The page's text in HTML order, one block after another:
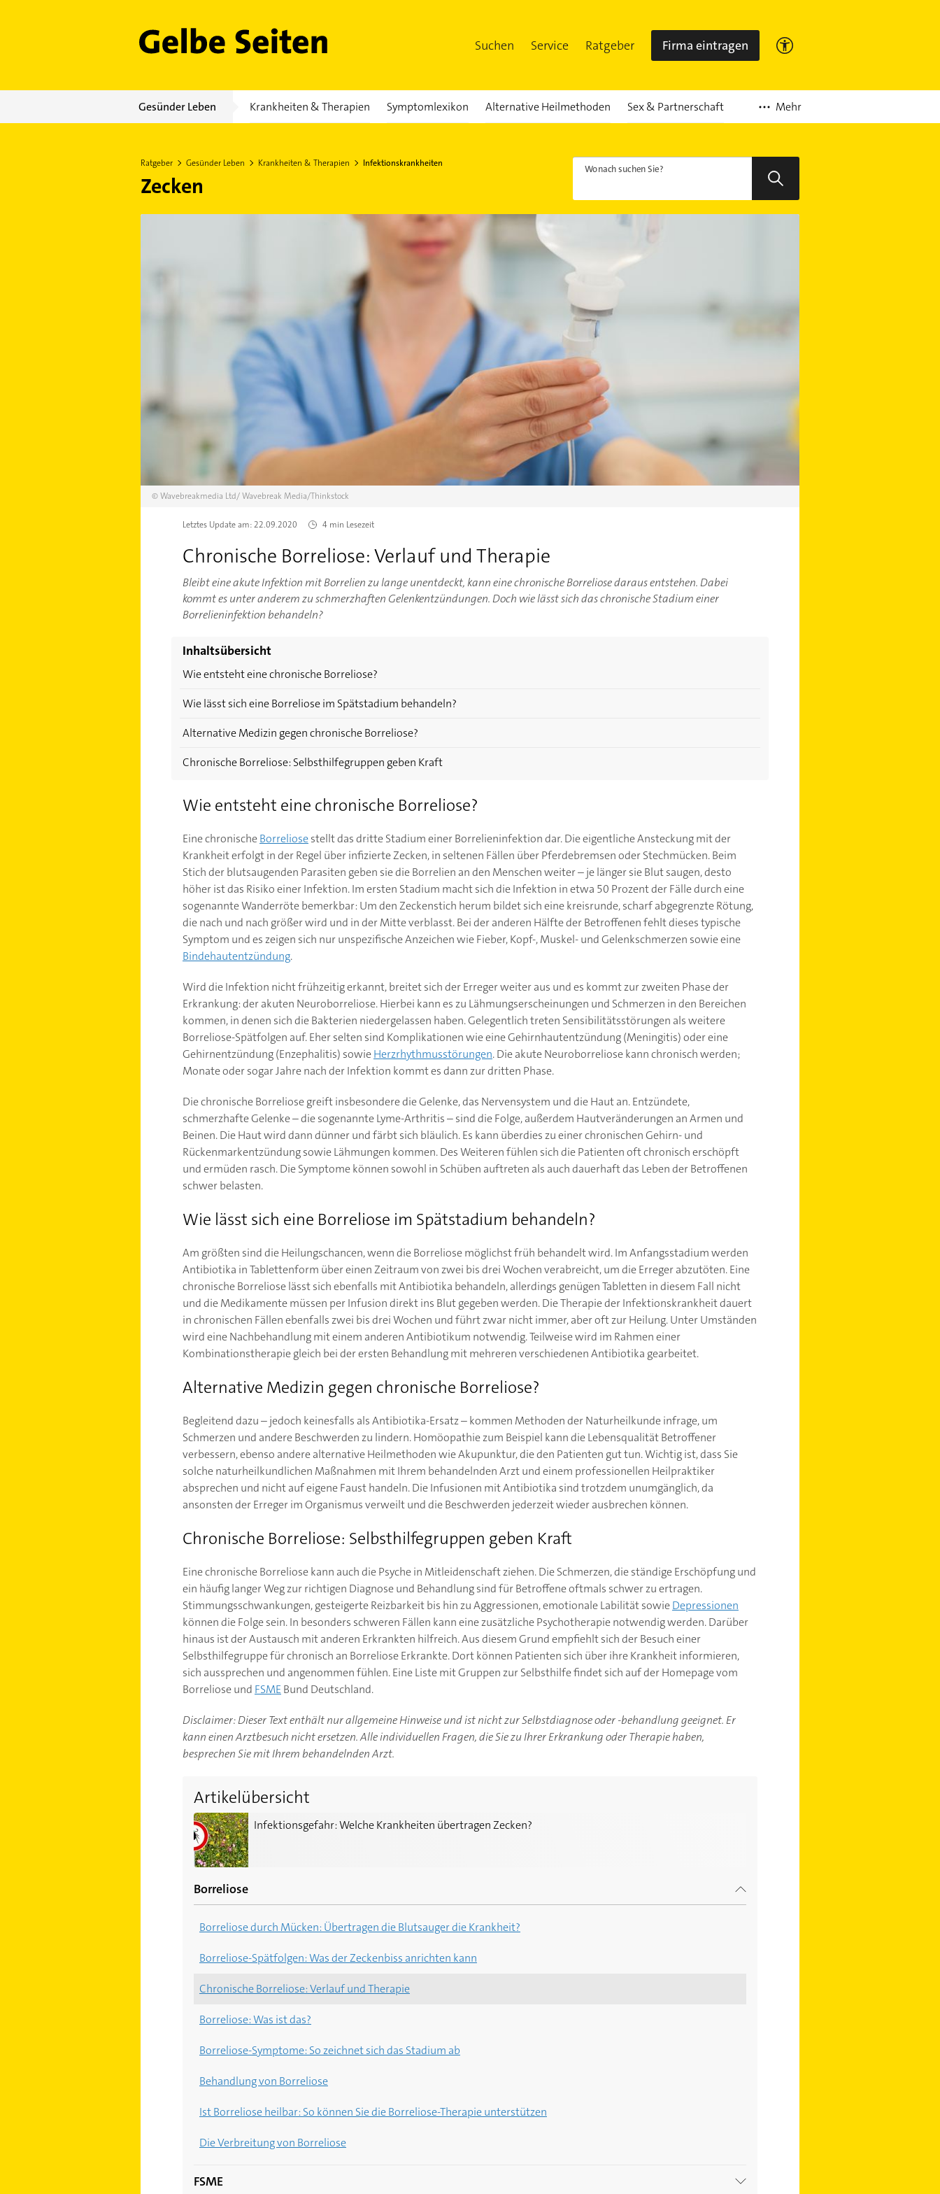
Gelbe Seiten Suchen Service Ratgeber Firma eintragen
Gesünder Leben Krankheiten & Therapien Symptomlexikon Alternative Heilmethoden Sex & Partnerschaft Mehr
Ratgeber Gesünder Leben Krankheiten & Therapien Infektionskrankheiten
Zecken
Wonach suchen Sie?
©Wavebreakmedia Ltd/Wavebreak Media/Thinkstock
Letztes Update am:22.09.2020 4 min Lesezeit
Chronische Borreliose: Verlauf und Therapie
Bleibt eine akute Infektion mit Borrelien zu lange unentdeckt, kann eine chronische Borreliose daraus entstehen. Dabei
kommt es unter anderem zu schmerzhaften Gelenkentzündungen. Doch wie lässt sich das chronische Stadium einer
Borrelieninfektion behandeln?
Inhaltsübersicht
Wie entsteht eine chronische Borreliose?
Wie lässt sich eine Borreliose im Spätstadium behandeln?
Alternative Medizin gegen chronische Borreliose?
Chronische Borreliose: Selbsthilfegruppen geben Kraft
Wie entsteht eine chronische Borreliose?
Eine chronischeBorreliosestellt das dritte Stadium einer Borrelieninfektion dar. Die eigentliche Ansteckung mit der
Krankheit erfolgt in der Regel über infizierte Zecken, in seltenen Fällen über Pferdebremsen oder Stechmücken. Beim
Stich der blutsaugenden Parasiten geben sie die Borrelien an den Menschen weiter – je länger sie Blut saugen, desto
höher ist das Risiko einer Infektion. Im ersten Stadium macht sich die Infektion in etwa 50 Prozent der Fälle durch eine
sogenannte Wanderröte bemerkbar: Um den Zeckenstich herum bildet sich eine kreisrunde, scharf abgegrenzte Rötung,
die nach und nach größer wird und in der Mitte verblasst. Bei der anderen Hälfte der Betroffenen fehlt dieses typische
Symptom und es zeigen sich nur unspezifische Anzeichen wie Fieber, Kopf-, Muskel- und Gelenkschmerzen sowie eine
Bindehautentzündung.
Wird die Infektion nicht frühzeitig erkannt, breitet sich der Erreger weiter aus und es kommt zur zweiten Phase der
Erkrankung: der akuten Neuroborreliose. Hierbei kann es zu Lähmungserscheinungen und Schmerzen in den Bereichen
kommen, in denen sich die Bakterien niedergelassen haben. Gelegentlich treten Sensibilitätsstörungen als weitere
Borreliose-Spätfolgen auf. Eher selten sind Komplikationen wie eine Gehirnhautentzündung (Meningitis) oder eine
Gehirnentzündung (Enzephalitis) sowieHerzrhythmusstörungen. Die akute Neuroborreliose kann chronisch werden;
Monate oder sogar Jahre nach der Infektion kommt es dann zur dritten Phase.
Die chronische Borreliose greift insbesondere die Gelenke, das Nervensystem und die Haut an. Entzündete,
schmerzhafte Gelenke – die sogenannte Lyme-Arthritis – sind die Folge, außerdem Hautveränderungen an Armen und
Beinen. Die Haut wird dann dünner und färbt sich bläulich. Es kann überdies zu einer chronischen Gehirn- und
Rückenmarkentzündung sowie Lähmungen kommen. Des Weiteren fühlen sich die Patienten oft chronisch erschöpft
und ermüden rasch. Die Symptome können sowohl in Schüben auftreten als auch dauerhaft das Leben der Betroffenen
schwer belasten.
Wie lässt sich eine Borreliose im Spätstadium behandeln?
Am größten sind die Heilungschancen, wenn die Borreliose möglichst früh behandelt wird. Im Anfangsstadium werden
Antibiotika in Tablettenform über einen Zeitraum von zwei bis drei Wochen verabreicht, um die Erreger abzutöten. Eine
chronische Borreliose lässt sich ebenfalls mit Antibiotika behandeln, allerdings genügen Tabletten in diesem Fall nicht
und die Medikamente müssen per Infusion direkt ins Blut gegeben werden. Die Therapie der Infektionskrankheit dauert
in chronischen Fällen ebenfalls zwei bis drei Wochen und führt zwar nicht immer, aber oft zur Heilung. Unter Umständen
wird eine Nachbehandlung mit einem anderen Antibiotikum notwendig. Teilweise wird im Rahmen einer
Kombinationstherapie gleich bei der ersten Behandlung mit mehreren verschiedenen Antibiotika gearbeitet.
Alternative Medizin gegen chronische Borreliose?
Begleitend dazu – jedoch keinesfalls als Antibiotika-Ersatz – kommen Methoden der Naturheilkunde infrage, um
Schmerzen und andere Beschwerden zu lindern. Homöopathie zum Beispiel kann die Lebensqualität Betroffener
verbessern, ebenso andere alternative Heilmethoden wie Akupunktur, die den Patienten gut tun. Wichtig ist, dass Sie
solche naturheilkundlichen Maßnahmen mit Ihrem behandelnden Arzt und einem professionellen Heilpraktiker
absprechen und nicht auf eigene Faust handeln. Die Infusionen mit Antibiotika sind trotzdem unumgänglich, da
ansonsten der Erreger im Organismus verweilt und die Beschwerden jederzeit wieder ausbrechen können.
Chronische Borreliose: Selbsthilfegruppen geben Kraft
Eine chronische Borreliose kann auch die Psyche in Mitleidenschaft ziehen. Die Schmerzen, die ständige Erschöpfung und
ein häufig langer Weg zur richtigen Diagnose und Behandlung sind für Betroffene oftmals schwer zu ertragen.
Stimmungsschwankungen, gesteigerte Reizbarkeit bis hin zu Aggressionen, emotionale Labilität sowieDepressionen
können die Folge sein. In besonders schweren Fällen kann eine zusätzliche Psychotherapie notwendig werden. Darüber
hinaus ist der Austausch mit anderen Erkrankten hilfreich. Aus diesem Grund empfiehlt sich der Besuch einer
Selbsthilfegruppe für chronisch an Borreliose Erkrankte. Dort können Patienten sich über ihre Krankheit informieren,
sich aussprechen und angenommen fühlen. Eine Liste mit Gruppen zur Selbsthilfe findet sich auf der Homepage vom
Borreliose und FSME Bund Deutschland.
Disclaimer: Dieser Text enthält nur allgemeine Hinweise und ist nicht zur Selbstdiagnose oder -behandlung geeignet. Er
kann einen Arztbesuch nicht ersetzen. Alle individuellen Fragen, die Sie zu Ihrer Erkrankung oder Therapie haben,
besprechen Sie mit Ihrem behandelnden Arzt.
Artikelübersicht
Infektionsgefahr: Welche Krankheiten übertragen Zecken?
Infektionsgefahr: Welche Krankheiten übertragen Zecken?
Borreliose
Borreliose durch Mücken: Übertragen die Blutsauger die Krankheit?
Borreliose-Spätfolgen: Was der Zeckenbiss anrichten kann
Chronische Borreliose: Verlauf und Therapie
Borreliose: Was ist das?
Borreliose-Symptome: So zeichnet sich das Stadium ab
Behandlung von Borreliose
Ist Borreliose heilbar: So können Sie die Borreliose-Therapie unterstützen
Die Verbreitung von Borreliose
FSME